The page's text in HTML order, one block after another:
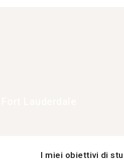
I miei obiettivi di